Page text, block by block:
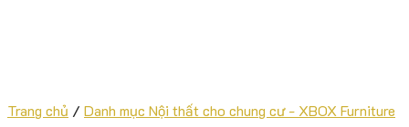
Trang chủ / Danh mục Nội thất cho chung cư - XBOX Furniture